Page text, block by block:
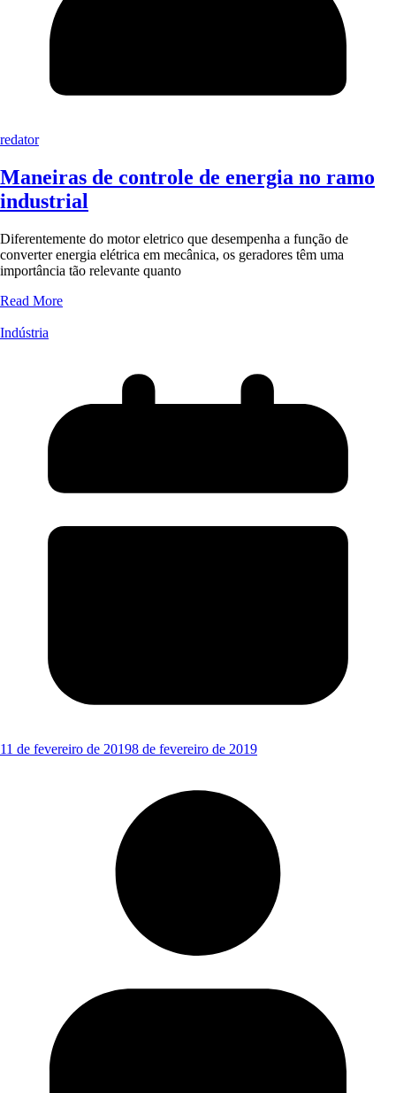
redator
Maneiras de controle de energia no ramo
industrial
Diferentemente do motor eletrico que desempenha a função de
converter energia elétrica em mecânica, os geradores têm uma
importância tão relevante quanto
Read More
Indústria
11 de fevereiro de 20198 de fevereiro de 2019